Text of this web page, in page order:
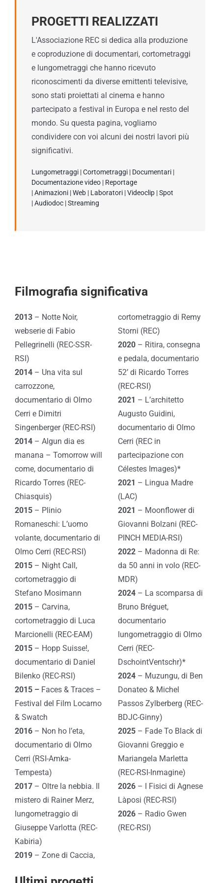
PROGETTI REALIZZATI
L'Associazione REC si dedica alla produzione
e coproduzione di documentari, cortometraggi
e lungometraggi che hanno ricevuto
riconoscimenti da diverse emittenti televisive,
sono stati proiettati al cinema e hanno
partecipato a festival in Europa e nel resto del
mondo. Su questa pagina, vogliamo
condividere con voi alcuni dei nostri lavori più
significativi.
Lungometraggi |Cortometraggi | Documentari |
Documentazione video | Reportage
|Animazioni |Web | Laboratori |Videoclip |Spot
|Audiodoc |Streaming
Filmografia significativa
2013– Notte Noir,
webserie di Fabio
Pellegrinelli (REC-SSR-
RSI)
2014– Una vita sul
carrozzone,
documentario di Olmo
Cerri e Dimitri
Singenberger (REC-RSI)
2014– Algun dia es
manana – Tomorrow will
come, documentario di
Ricardo Torres (REC-
Chiasquis)
2015– Plinio
Romaneschi: L’uomo
volante, documentario di
Olmo Cerri (REC-RSI)
2015– Night Call,
cortometraggio di
Stefano Mosimann
2015– Carvina,
cortometraggio di Luca
Marcionelli (REC-EAM)
2015– Hopp Suisse!,
documentario di Daniel
Bilenko (REC-RSI)
2015 – Faces & Traces –
Festival del Film Locarno
& Swatch
2016– Non ho l’eta,
documentario di Olmo
Cerri (RSI-Amka-
Tempesta)
2017– Oltre la nebbia. Il
mistero di Rainer Merz,
lungometraggio di
Giuseppe Varlotta (REC-
Kabiria)
2019– Zone di Caccia,
cortometraggio di Remy
Storni (REC)
2020 – Ritira, consegna
e pedala, documentario
52’ di Ricardo Torres
(REC-RSI)
2021 – L’architetto
Augusto Guidini,
documentario di Olmo
Cerri (REC in
partecipazione con
Célestes Images)*
2021 – Lingua Madre
(LAC)
2021 – Moonflower di
Giovanni Bolzani (REC-
PINCH MEDIA-RSI)
2022 – Madonna di Re:
da 50 anni in volo (REC-
MDR)
2024 – La scomparsa di
Bruno Bréguet,
documentario
lungometraggio di Olmo
Cerri (REC-
DschointVentschr)*
2024 – Muzungu, di Ben
Donateo & Michel
Passos Zylberberg (REC-
BDJC-Ginny)
2025 – Fade To Black di
Giovanni Greggio e
Mariangela Marletta
(REC-RSI-Inmagine)
2026 – I Fisici di Agnese
Làposi (REC-RSI)
2026 – Radio Gwen
(REC-RSI)